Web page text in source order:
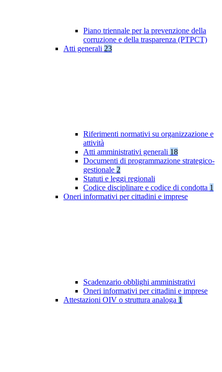
Piano triennale per la prevenzione della
corruzione e della trasparenza (PTPCT)
Atti generali 23
Riferimenti normativi su organizzazione e
attività
Atti amministrativi generali 18
Documenti di programmazione strategico-
gestionale 2
Statuti e leggi regionali
Codice disciplinare e codice di condotta 1
Oneri informativi per cittadini e imprese
Scadenzario obblighi amministrativi
Oneri informativi per cittadini e imprese
Attestazioni OIV o struttura analoga 1